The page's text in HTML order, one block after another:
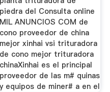
piedra del Consulta online
MIL ANUNCIOS COM de
cono proveedor de china
mejor xinhai vsi trituradora
de cono mejor trituradora
chinaXinhai es el principal
proveedor de las m# quinas
y equipos de miner# a en el